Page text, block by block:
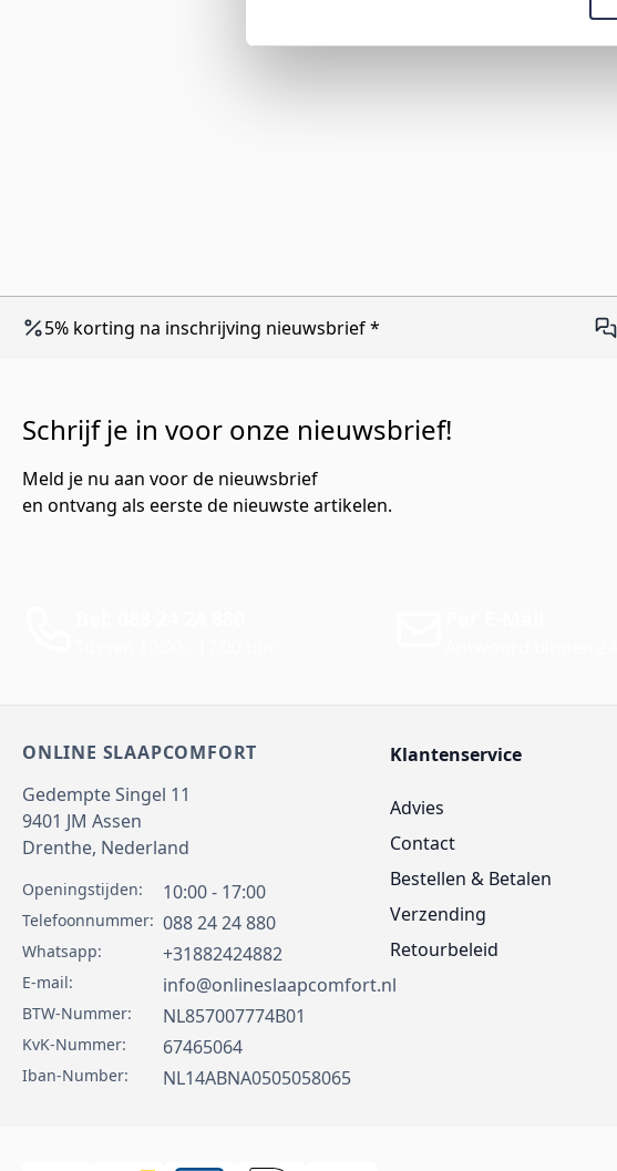
5% korting na inschrijving nieuwsbrief *
Schrijf je in voor onze nieuwsbrief!
Meld je nu aan voor de nieuwsbrief
en ontvang als eerste de nieuwste artikelen.
ONLINE SLAAPCOMFORT
Gedempte Singel 11
9401 JM Assen
Drenthe, Nederland
Openingstijden: 10:00 - 17:00
Telefoonnummer: 088 24 24 880
Whatsapp: +31882424882
E-mail: info@onlineslaapcomfort.nl
BTW-Nummer: NL857007774B01
KvK-Nummer: 67465064
Iban-Number: NL14ABNA0505058065
Klantenservice
Advies
Contact
Bestellen & Betalen
Verzending
Retourbeleid